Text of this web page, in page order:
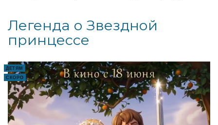
Легенда о Звездной
принцессе
ДЕТЯМ
СКОРО